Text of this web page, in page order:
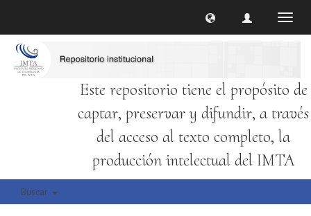
Este repositorio tiene el propósito de
captar, preservar y difundir, a través
del acceso al texto completo, la
producción intelectual del IMTA
Buscar